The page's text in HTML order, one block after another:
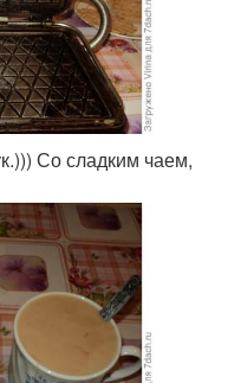
Со сладким чаем,